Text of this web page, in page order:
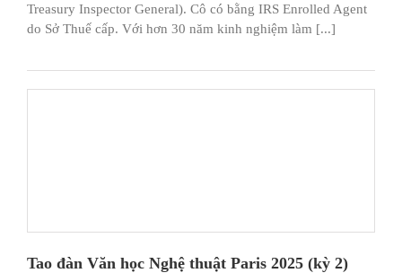
Treasury Inspector General). Cô có bằng IRS Enrolled Agent
do Sở Thuế cấp. Với hơn 30 năm kinh nghiệm làm [...]
Tao đàn Văn học Nghệ thuật Paris 2025 (kỳ 2)